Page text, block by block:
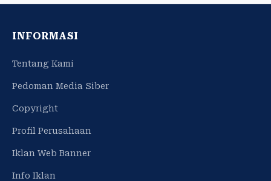
INFORMASI
Tentang Kami
Pedoman Media Siber
Copyright
Profil Perusahaan
Iklan Web Banner
Info Iklan